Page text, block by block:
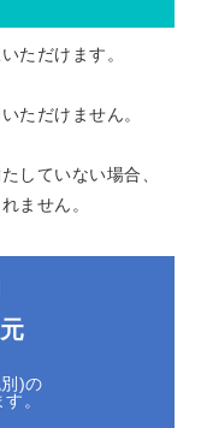
ただけます。
ただけません。
していない場合、
ません。
)の
。